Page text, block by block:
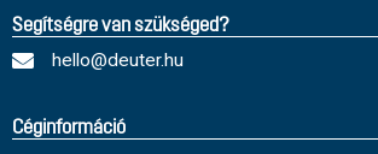
Segítségre van szükséged?
hello@deuter.hu
Céginformáció